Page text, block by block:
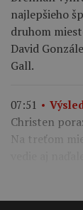
najlepšieho
druhom
David
Gall.
07:51
Christen
Na treťom
vedie aj